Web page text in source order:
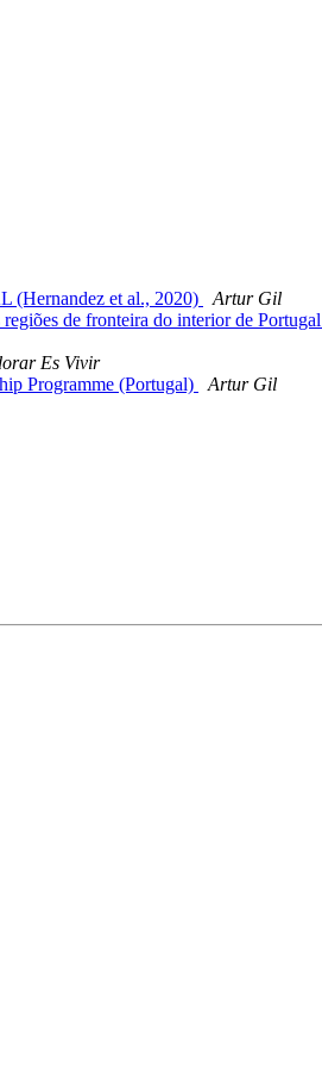
et al., 2020)
Artur Gil
de fronteira do interior de Portugal
Es Vivir
Programme (Portugal)
Artur Gil